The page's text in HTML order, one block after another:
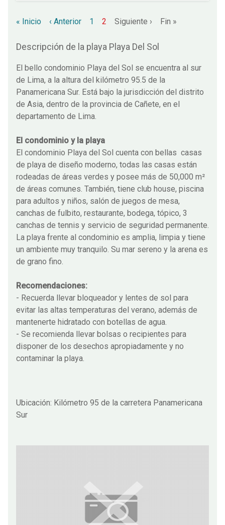
« Inicio ‹ Anterior 1 2 Siguiente › Fin »
Descripción de la playa Playa Del Sol
El bello condominio Playa del Sol se encuentra al sur
de Lima, a la altura del kilómetro 95.5 de la
Panamericana Sur. Está bajo la jurisdicción del distrito
de Asia, dentro de la provincia de Cañete, en el
departamento de Lima.
El condominio y la playa
El condominio Playa del Sol cuenta con bellas casas
de playa de diseño moderno, todas las casas están
rodeadas de áreas verdes y posee más de 50,000 m²
de áreas comunes. También, tiene club house, piscina
para adultos y niños, salón de juegos de mesa,
canchas de fulbito, restaurante, bodega, tópico, 3
canchas de tennis y servicio de seguridad permanente.
La playa frente al condominio es amplia, limpia y tiene
un ambiente muy tranquilo. Su mar sereno y la arena es
de grano fino.
Recomendaciones:
- Recuerda llevar bloqueador y lentes de sol para
evitar las altas temperaturas del verano, además de
mantenerte hidratado con botellas de agua.
- Se recomienda llevar bolsas o recipientes para
disponer de los desechos apropiadamente y no
contaminar la playa.
Ubicación: Kilómetro 95 de la carretera Panamericana
Sur